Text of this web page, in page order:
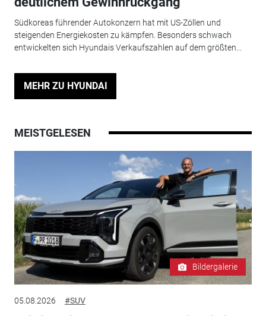
Südkoreas führender Autokonzern hat mit US-Zöllen und
steigenden Energiekosten zu kämpfen. Besonders schwach
entwickelten sich Hyundais Verkaufszahlen auf dem größten...
MEHR ZU HYUNDAI
MEISTGELESEN
Bildergalerie
05.08.2026 #SUV